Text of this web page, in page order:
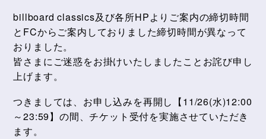
billboard classics及び各所HPよりご案内の締切時間
とFCからご案内しておりました締切時間が異なって
おりました。
皆さまにご迷惑をお掛けいたしましたことお詫び申し
上げます。
つきましては、お申し込みを再開し【11/26(水)12:00
～23:59】の間、チケット受付を実施させていただき
ます。